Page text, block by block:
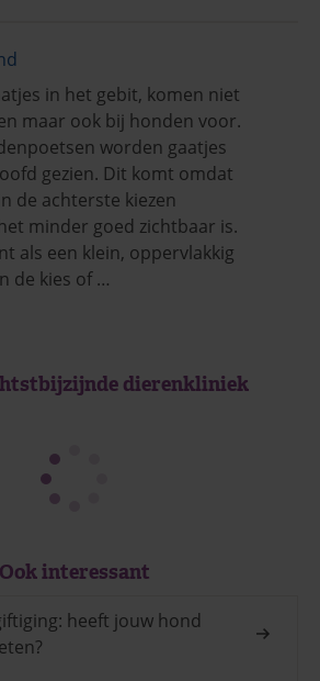
in het gebit, komen niet
maar ook bij honden voor.
worden gaatjes
gezien. Dit komt omdat
de achterste kiezen
minder goed zichtbaar is.
als een klein, oppervlakkig
de kies of …
dierenkliniek
Ook interessant
heeft jouw hond